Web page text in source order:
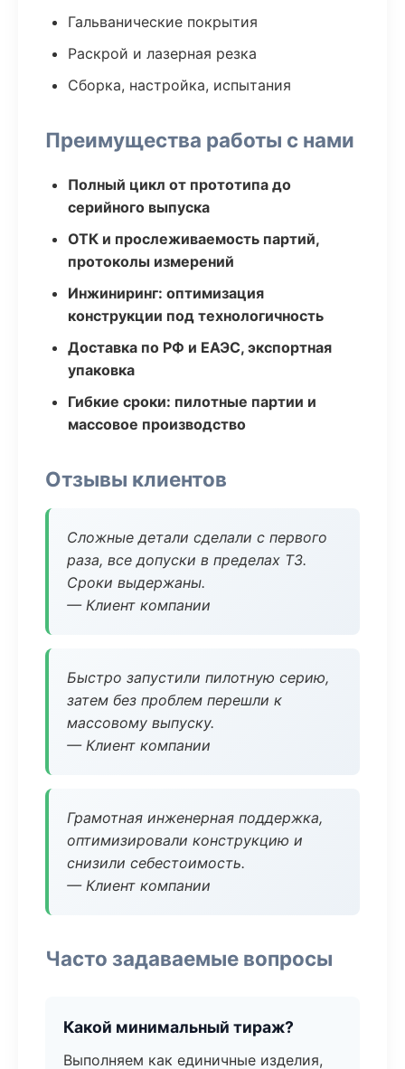
Гальванические покрытия
Раскрой и лазерная резка
Сборка, настройка, испытания
Преимущества работы с нами
Полный цикл от прототипа до
серийного выпуска
ОТК и прослеживаемость партий,
протоколы измерений
Инжиниринг: оптимизация
конструкции под технологичность
Доставка по РФ и ЕАЭС, экспортная
упаковка
Гибкие сроки: пилотные партии и
массовое производство
Отзывы клиентов
Сложные детали сделали с первого
раза, все допуски в пределах ТЗ.
Сроки выдержаны.
— Клиент компании
Быстро запустили пилотную серию,
затем без проблем перешли к
массовому выпуску.
— Клиент компании
Грамотная инженерная поддержка,
оптимизировали конструкцию и
снизили себестоимость.
— Клиент компании
Часто задаваемые вопросы
Какой минимальный тираж?
Выполняем как единичные изделия,